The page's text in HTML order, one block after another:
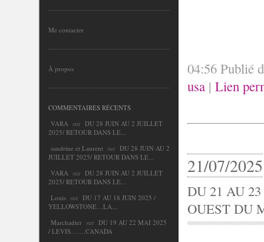
Me contacter
À propos
COMMENTAIRES RÉCENTS
VARA sur DU 28 JUIN AU 2 JUILLET
2025/ RETOUR DANS LE...
sandrine et Laurent sur DU 28 JUIN AU 2
JUILLET 2025/ RETOUR DANS LE...
VARA sur DU 28 JUIN AU 2 JUILLET
2025/ RETOUR DANS LE...
Louis sur DU 17 AU 18 JUIN 2025 /
YELLOWSTONE…LA...
Marchadier sur DU 19 AU 22 MAI 2025
/ LEVIS…….CANADA
04:56 Publié
usa | Lien
21/07/2025
DU 21 AU
OUEST DU